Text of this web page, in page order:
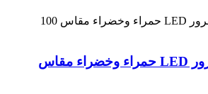
إشارة مرور LED حمراء وخضراء مقاس